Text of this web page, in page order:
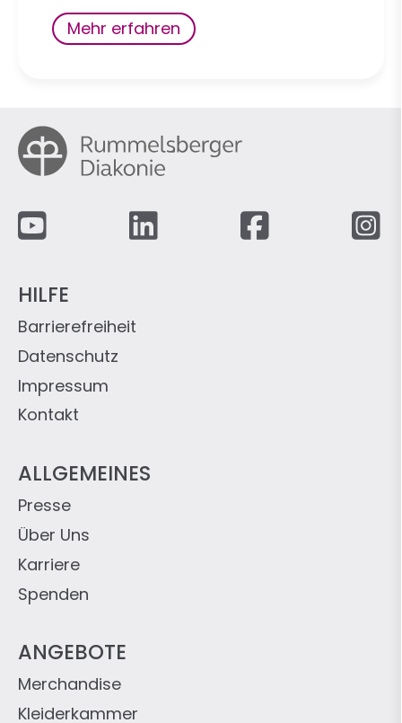
Mehr erfahren
Fußzeile
ANGEBOTE
Kleiderkammer
Merchandise
ALLGEMEINES
Spenden
Karriere
Über Uns
Presse
HILFE
Kontakt
Impressum
Datenschutz
Barrierefreiheit